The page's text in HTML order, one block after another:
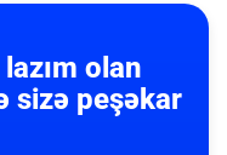
olan
sizə peşəkar